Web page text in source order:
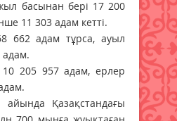
басынан бері 17 200
11 303 адам кетті.
662 адам тұрса, ауыл
адам.
205 957 адам, ерлер
Қазақстандағы